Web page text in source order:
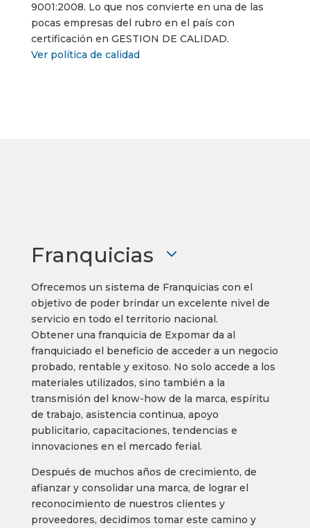
9001:2008. Lo que nos convierte en una de las
pocas empresas del rubro en el país con
certificación en GESTION DE CALIDAD.
Ver política de calidad
Franquicias
Ofrecemos un sistema de Franquicias con el
objetivo de poder brindar un excelente nivel de
servicio en todo el territorio nacional.
Obtener una franquicia de Expomar da al
franquiciado el beneficio de acceder a un negocio
probado, rentable y exitoso. No solo accede a los
materiales utilizados, sino también a la
transmisión del know-how de la marca, espíritu
de trabajo, asistencia continua, apoyo
publicitario, capacitaciones, tendencias e
innovaciones en el mercado ferial.
Después de muchos años de crecimiento, de
afianzar y consolidar una marca, de lograr el
reconocimiento de nuestros clientes y
proveedores, decidimos tomar este camino y